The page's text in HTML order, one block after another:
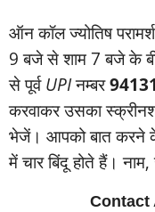
ऑन कॉल ज्‍योतिष
9 बजे से शाम 7 बजे के
से पूर्वUPIनम्‍बर
करवाकर उसका
भेजें। आपको बात करने के
में चार बिंदू होते हैं।
Contact